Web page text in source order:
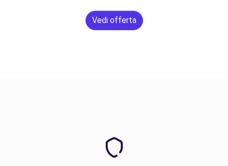
Vedi offerta